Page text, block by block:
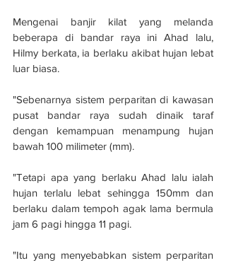
Mengenai banjir kilat yang melanda
beberapa di bandar raya ini Ahad lalu,
Hilmy berkata, ia berlaku akibat hujan lebat
luar biasa.
"Sebenarnya sistem perparitan di kawasan
pusat bandar raya sudah dinaik taraf
dengan kemampuan menampung hujan
bawah 100 milimeter (mm).
"Tetapi apa yang berlaku Ahad lalu ialah
hujan terlalu lebat sehingga 150mm dan
berlaku dalam tempoh agak lama bermula
jam 6 pagi hingga 11 pagi.
"Itu yang menyebabkan sistem perparitan